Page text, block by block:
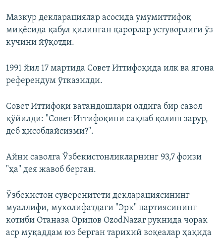
Мазкур декларациялар асосида умумиттифоқ
миқёсида қабул қилинган қарорлар устуворлиги ўз
кучини йўқотди.
1991 йил 17 мартида Совет Иттифоқида илк ва ягона
референдум ўтказилди.
Совет Иттифоқи ватандошлари олдига бир савол
қўйилди: "Совет Иттифоқини сақлаб қолиш зарур,
деб ҳисоблайсизми?".
Айни саволга Ўзбекистонликларнинг 93,7 фоизи
"ҳа" дея жавоб берган.
Ўзбекистон суверенитети декларациясининг
муаллифи, мухолифатдаги "Эрк" партиясининг
котиби Отаназа Орипов OzodNazar рукнида чорак
аср муқаддам юз берган тарихий воқеалар ҳақида